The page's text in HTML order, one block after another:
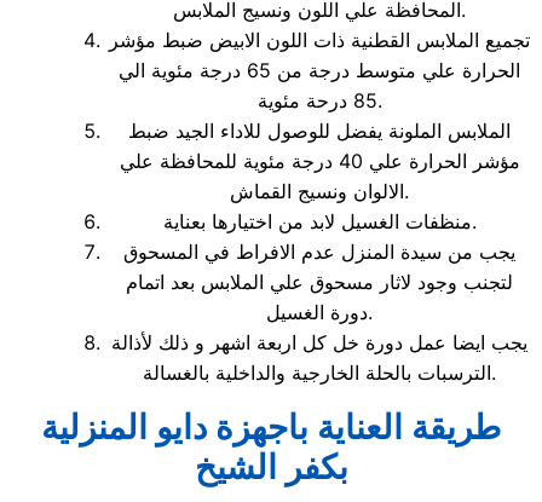
المحافظة علي اللون ونسيج الملابس.
تجميع الملابس القطنية ذات اللون الابيض ضبط مؤشر
الحرارة علي متوسط درجة من 65 درجة مئوية الي
85 درحة مئوية.
الملابس الملونة يفضل للوصول للاداء الجيد ضبط
مؤشر الحرارة علي 40 درجة مئوية للمحافظة علي
الالوان ونسيج القماش.
منظفات الغسيل لابد من اختيارها بعناية.
يجب من سيدة المنزل عدم الافراط في المسحوق
لتجنب وجود لاثار مسحوق علي الملابس بعد اتمام
دورة الغسيل.
يجب ايضا عمل دورة خل كل اربعة اشهر و ذلك لأذالة
الترسبات بالحلة الخارجية والداخلية بالغسالة.
طريقة العناية باجهزة دايو المنزلية
بكفر الشيخ